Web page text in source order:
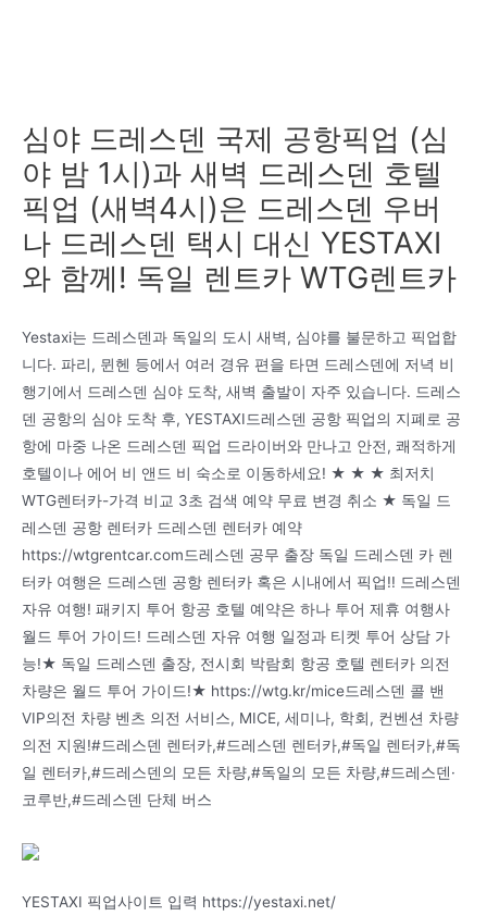
심야 드레스덴 국제 공항픽업 (심
야 밤 1시)과 새벽 드레스덴 호텔
픽업 (새벽4시)은 드레스덴 우버
나 드레스덴 택시 대신 YESTAXI
와 함께! 독일 렌트카 WTG렌트카
Yestaxi는 드레스덴과 독일의 도시 새벽, 심야를 불문하고 픽업합
니다. 파리, 뮌헨 등에서 여러 경유 편을 타면 드레스덴에 저녁 비
행기에서 드레스덴 심야 도착, 새벽 출발이 자주 있습니다. 드레스
덴 공항의 심야 도착 후, YESTAXI드레스덴 공항 픽업의 지폐로 공
항에 마중 나온 드레스덴 픽업 드라이버와 만나고 안전, 쾌적하게
호텔이나 에어 비 앤드 비 숙소로 이동하세요! ★ ★ ★ 최저치
WTG렌터카-가격 비교 3초 검색 예약 무료 변경 취소 ★ 독일 드
레스덴 공항 렌터카 드레스덴 렌터카 예약
https://wtgrentcar.com드레스덴 공무 출장 독일 드레스덴 카 렌
터카 여행은 드레스덴 공항 렌터카 혹은 시내에서 픽업!! 드레스덴
자유 여행! 패키지 투어 항공 호텔 예약은 하나 투어 제휴 여행사
월드 투어 가이드! 드레스덴 자유 여행 일정과 티켓 투어 상담 가
능!★ 독일 드레스덴 출장, 전시회 박람회 항공 호텔 렌터카 의전
차량은 월드 투어 가이드!★ https://wtg.kr/mice드레스덴 콜 밴
VIP의전 차량 벤츠 의전 서비스, MICE, 세미나, 학회, 컨벤션 차량
의전 지원!#드레스덴 렌터카,#드레스덴 렌터카,#독일 렌터카,#독
일 렌터카,#드레스덴의 모든 차량,#독일의 모든 차량,#드레스덴·
코루반,#드레스덴 단체 버스
YESTAXI 픽업사이트 입력 https://yestaxi.net/